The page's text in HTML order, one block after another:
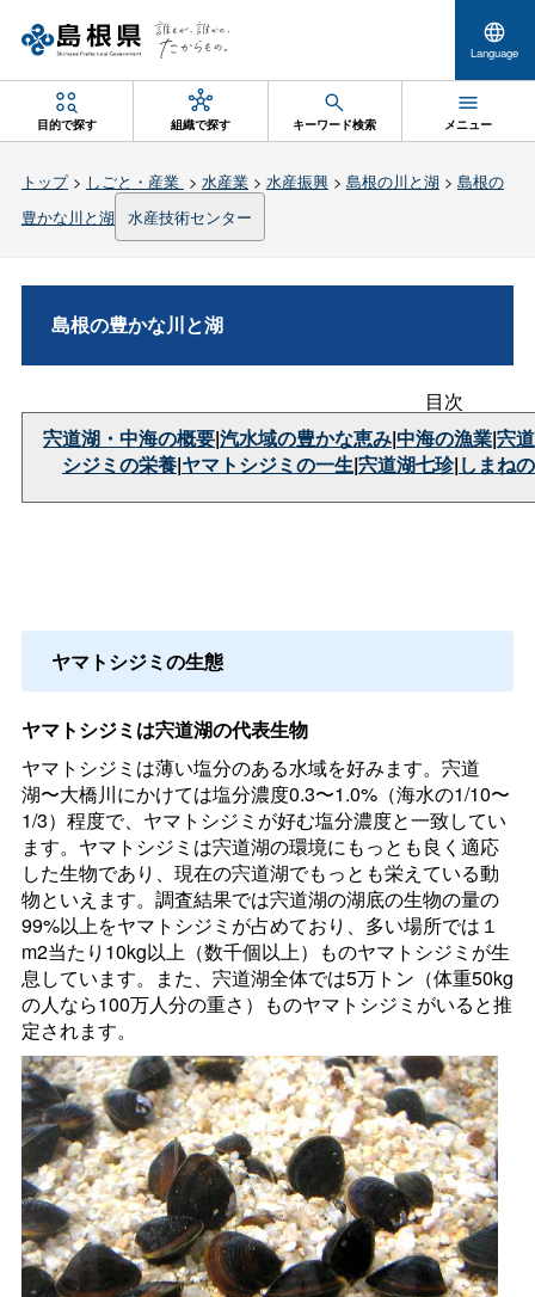
Language
目的で探す 組織で探す キーワード検索 メニュー
トップ> しごと・産業 > 水産業> 水産振興> 島根の川と湖 > 島根の
豊かな川と湖
水産技術センター
島根の豊かな川と湖
宍道湖・中海の概要|汽水域の豊かな恵み|中海の漁業|宍
シジミの栄養|ヤマトシジミの一生|宍道湖七珍|しまね
目次
ヤマトシジミの生態
ヤマトシジミは宍道湖の代表生物
ヤマトシジミは薄い塩分のある水域を好みます。宍道
湖〜大橋川にかけては塩分濃度0.3〜1.0%（海水の1/10〜
1/3）程度で、ヤマトシジミが好む塩分濃度と一致してい
ます。ヤマトシジミは宍道湖の環境にもっとも良く適応
した生物であり、現在の宍道湖でもっとも栄えている動
物といえます。調査結果では宍道湖の湖底の生物の量の
99%以上をヤマトシジミが占めており、多い場所では１
m2当たり10kg以上（数千個以上）ものヤマトシジミが生
息しています。また、宍道湖全体では5万トン（体重50kg
の人なら100万人分の重さ）ものヤマトシジミがいると推
定されます。